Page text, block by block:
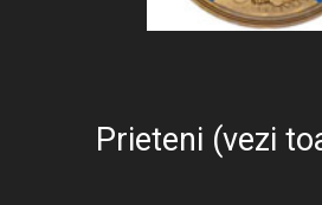
Prieteni (vezi